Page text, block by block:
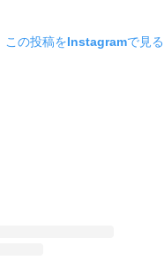
この投稿をInstagramで見る